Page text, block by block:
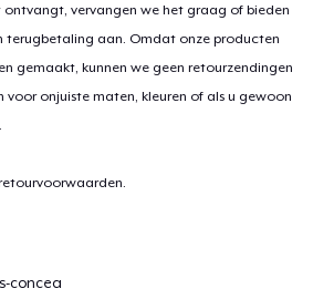
vervangen we het graag of bieden
terugbetaling aan. Omdat onze producten
gemaakt, kunnen we geen retourzendingen
voor onjuiste maten, kleuren of als u gewoon
concea